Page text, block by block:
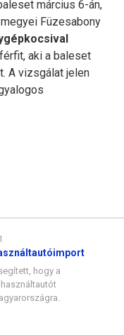
március 6-án,
Füzesabony
aki a baleset
A vizsgálat jelen
hogy a